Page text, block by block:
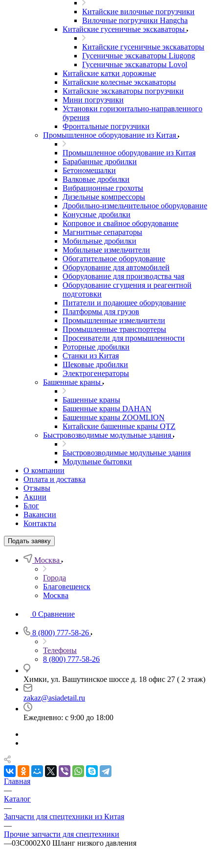
Китайские вилочные погрузчики
Вилочные погрузчики Hangcha
Китайские гусеничные экскаваторы
Китайские гусеничные экскаваторы
Гусеничные экскаваторы Liugong
Гусеничные экскаваторы Lovol
Китайские катки дорожные
Китайские колесные экскаваторы
Китайские экскаваторы погрузчики
Мини погрузчики
Установки горизонтально-направленного
бурения
Фронтальные погрузчики
Промышленное оборудование из Китая
Промышленное оборудование из Китая
Барабанные дробилки
Бетономешалки
Валковые дробилки
Вибрационные грохоты
Дизельные компрессоры
Дробильно-измельчительное оборудование
Конусные дробилки
Копровое и свайное оборудование
Магнитные сепараторы
Мобильные дробилки
Мобильные измельчители
Обогатительное оборудование
Оборудование для автомобилей
Оборудование для производства чая
Оборудование сгущения и реагентной
подготовки
Питатели и подающее оборудование
Платформы для грузов
Промышленные измельчители
Промышленные транспортеры
Просеиватели для промышленности
Роторные дробилки
Станки из Китая
Щековые дробилки
Электрогенераторы
Башенные краны
Башенные краны
Башенные краны DAHAN
Башенные краны ZOOMLION
Китайские башенные краны QTZ
Быстровозводимые модульные здания
Быстровозводимые модульные здания
Модульные бытовки
О компании
Оплата и доставка
Отзывы
Акции
Блог
Вакансии
Контакты
Подать заявку
Москва
Города
Благовещенск
Москва
0 Сравнение
8 (800) 777-58-26
Телефоны
8 (800) 777-58-26
Химки, ул. Вашутинское шоссе д. 18 офис 27 ( 2 этаж)
zakaz@asiadetail.ru
Ежедневно: с 9:00 до 18:00
Главная
—
Каталог
—
Запчасти для спецтехники из Китая
—
Прочие запчасти для спецтехники
—03C0002X0 Шланг низкого давления